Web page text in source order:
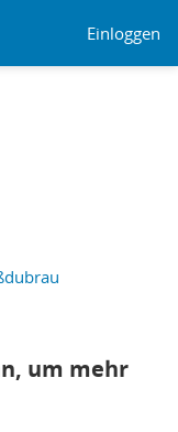
Einloggen
um mehr